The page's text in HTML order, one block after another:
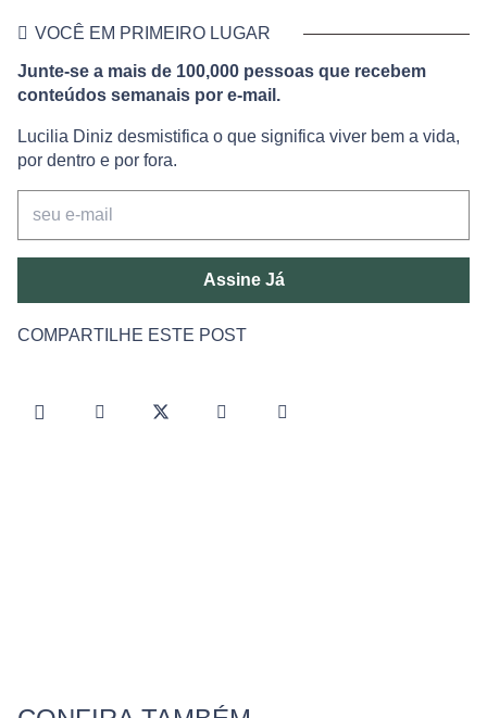
VOCÊ EM PRIMEIRO LUGAR
Junte-se a mais de 100,000 pessoas que recebem
conteúdos semanais por e-mail.
Lucilia Diniz desmistifica o que significa viver bem a vida,
por dentro e por fora.
Assine Já
COMPARTILHE ESTE POST